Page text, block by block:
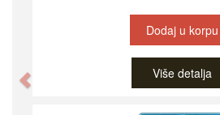
Dodaj u korpu
Više detalja